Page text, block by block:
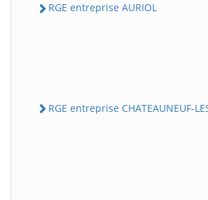
RGE entreprise AURIOL
RGE entreprise CHATEAUNEUF-